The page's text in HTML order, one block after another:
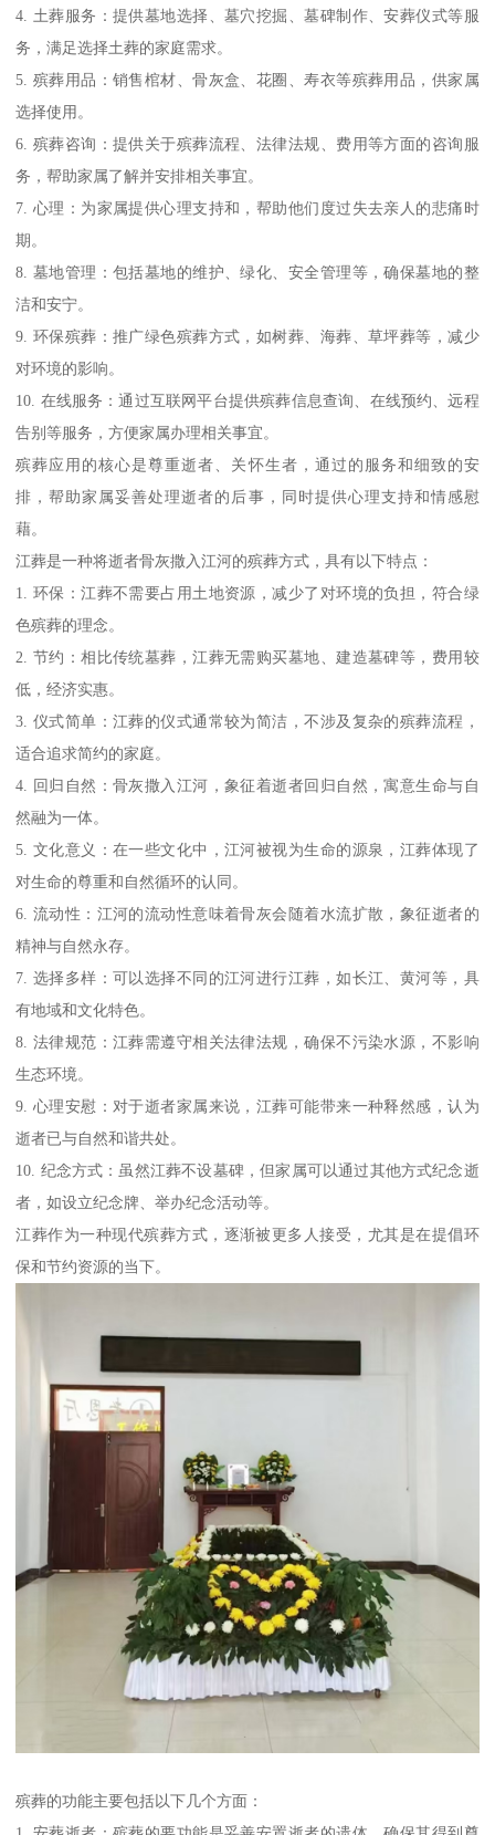
4. 土葬服务：提供墓地选择、墓穴挖掘、墓碑制作、安葬仪式等服
务，满足选择土葬的家庭需求。
5. 殡葬用品：销售棺材、骨灰盒、花圈、寿衣等殡葬用品，供家属
选择使用。
6. 殡葬咨询：提供关于殡葬流程、法律法规、费用等方面的咨询服
务，帮助家属了解并安排相关事宜。
7. 心理：为家属提供心理支持和，帮助他们度过失去亲人的悲痛时
期。
8. 墓地管理：包括墓地的维护、绿化、安全管理等，确保墓地的整
洁和安宁。
9. 环保殡葬：推广绿色殡葬方式，如树葬、海葬、草坪葬等，减少
对环境的影响。
10. 在线服务：通过互联网平台提供殡葬信息查询、在线预约、远程
告别等服务，方便家属办理相关事宜。
殡葬应用的核心是尊重逝者、关怀生者，通过的服务和细致的安
排，帮助家属妥善处理逝者的后事，同时提供心理支持和情感慰
藉。
江葬是一种将逝者骨灰撒入江河的殡葬方式，具有以下特点：
1. 环保：江葬不需要占用土地资源，减少了对环境的负担，符合绿
色殡葬的理念。
2. 节约：相比传统墓葬，江葬无需购买墓地、建造墓碑等，费用较
低，经济实惠。
3. 仪式简单：江葬的仪式通常较为简洁，不涉及复杂的殡葬流程，
适合追求简约的家庭。
4. 回归自然：骨灰撒入江河，象征着逝者回归自然，寓意生命与自
然融为一体。
5. 文化意义：在一些文化中，江河被视为生命的源泉，江葬体现了
对生命的尊重和自然循环的认同。
6. 流动性：江河的流动性意味着骨灰会随着水流扩散，象征逝者的
精神与自然永存。
7. 选择多样：可以选择不同的江河进行江葬，如长江、黄河等，具
有地域和文化特色。
8. 法律规范：江葬需遵守相关法律法规，确保不污染水源，不影响
生态环境。
9. 心理安慰：对于逝者家属来说，江葬可能带来一种释然感，认为
逝者已与自然和谐共处。
10. 纪念方式：虽然江葬不设墓碑，但家属可以通过其他方式纪念逝
者，如设立纪念牌、举办纪念活动等。
江葬作为一种现代殡葬方式，逐渐被更多人接受，尤其是在提倡环
保和节约资源的当下。
殡葬的功能主要包括以下几个方面：